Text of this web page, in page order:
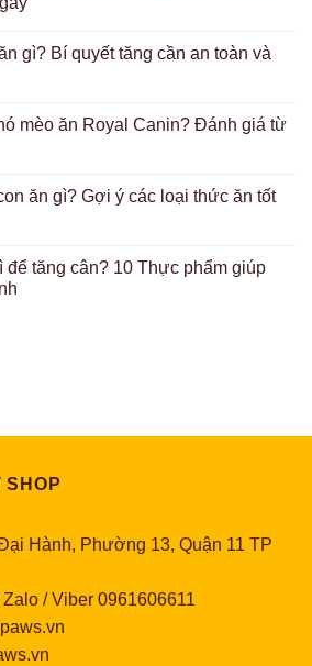
gì? Bí quyết tăng cần an toàn và
mèo ăn Royal Canin? Đánh giá từ
ăn gì? Gợi ý các loại thức ăn tốt
để tăng cân? 10 Thực phẩm giúp
SHOP
Hành, Phường 13, Quận 11 TP
/ Viber 0961606611